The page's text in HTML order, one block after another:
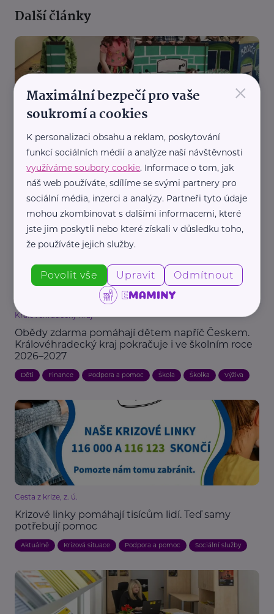
Další články
Pardubický kraj
Děti potřebují víc než jen kroužky. Jeden projekt
jim dává bezpečné zázemí, druhý nabízí pomoc v
krizi
Dospívání Komunikace Podpora a pomoc Vztahy
Královéhradecký kraj
Obědy zdarma pomáhají dětem napříč Českem.
Královéhradecký kraj pokračuje i ve školním roce
2026–2027
Děti Finance Podpora a pomoc Škola Školka Výživa
Cesta z krize, z. ú.
Krizové linky pomáhají tisícům lidí. Teď samy
potřebují pomoc
Aktuálně Krizová situace Podpora a pomoc Sociální služby
×
Maximální bezpečí pro vaše
soukromí a cookies
K personalizaci obsahu a reklam, poskytování
funkcí sociálních médií a analýze naší návštěvnosti
využíváme soubory cookie. Informace o tom, jak
náš web používáte, sdílíme se svými partnery pro
sociální média, inzerci a analýzy. Partneři tyto údaje
mohou zkombinovat s dalšími informacemi, které
jste jim poskytli nebo které získali v důsledku toho,
že používáte jejich služby.
Povolit vše Upravit Odmítnout